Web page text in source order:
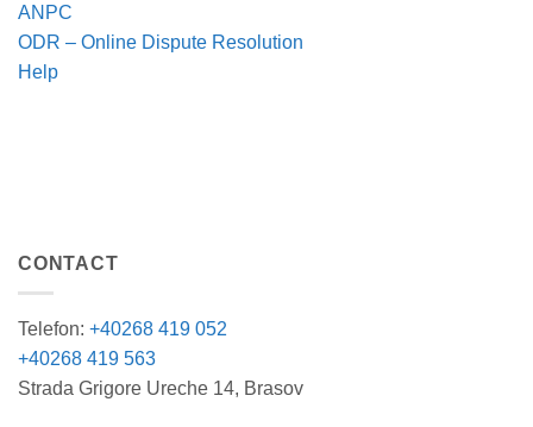
ANPC
ODR – Online Dispute Resolution
Help
CONTACT
Telefon: +40268 419 052
+40268 419 563
Strada Grigore Ureche 14, Brasov